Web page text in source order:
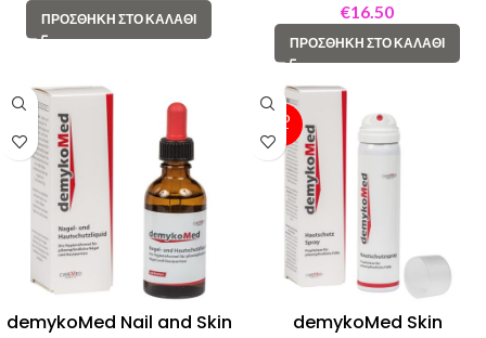
ΠΡΟΣΘΉΚΗ ΣΤΟ ΚΑΛΆΘΙ €16.50
ΠΡΟΣΘΉΚΗ ΣΤΟ ΚΑΛΆΘΙ
demykoMed Nail and Skin
SOLD
OUT
demykoMed Skin